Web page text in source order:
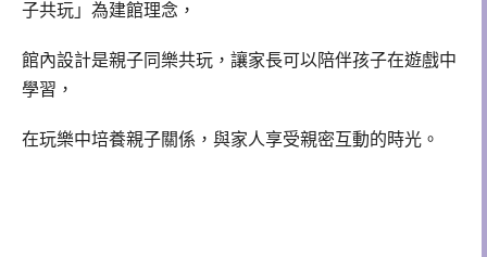
子共玩」為建館理念，
館內設計是親子同樂共玩，讓家長可以陪伴孩子在遊戲中
學習，
在玩樂中培養親子關係，與家人享受親密互動的時光。